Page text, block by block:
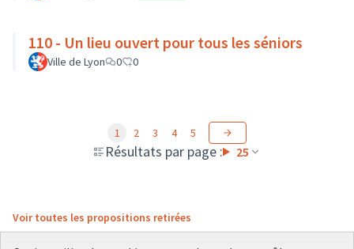
110 - Un lieu ouvert pour tous les séniors
Ville de Lyon 0 0
Résultats par page : 25
1 2 3 4 5
Voir toutes les propositions retirées